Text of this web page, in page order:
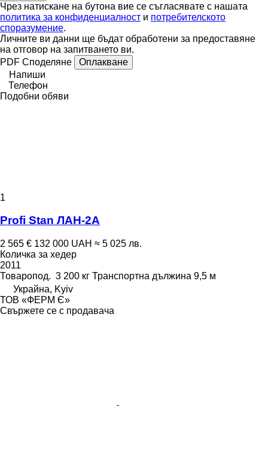
Чрез натискане на бутона вие се съгласявате с нашата
политика за конфиденциалност и потребителското
споразумение.
Личните ви данни ще бъдат обработени за предоставяне
на отговор на запитването ви.
PDF Споделяне
Оплакване
Напиши
Телефон
Подобни обяви
1
Profi Stan ЛАН-2А
2 565 € 132 000 UAH ≈ 5 025 лв.
Количка за хедер
2011
Товаропод. 3 200 кг Транспортна дължина 9,5 м
Украйна, Kyiv
ТОВ «ФЕРМ Є»
Свържете се с продавача